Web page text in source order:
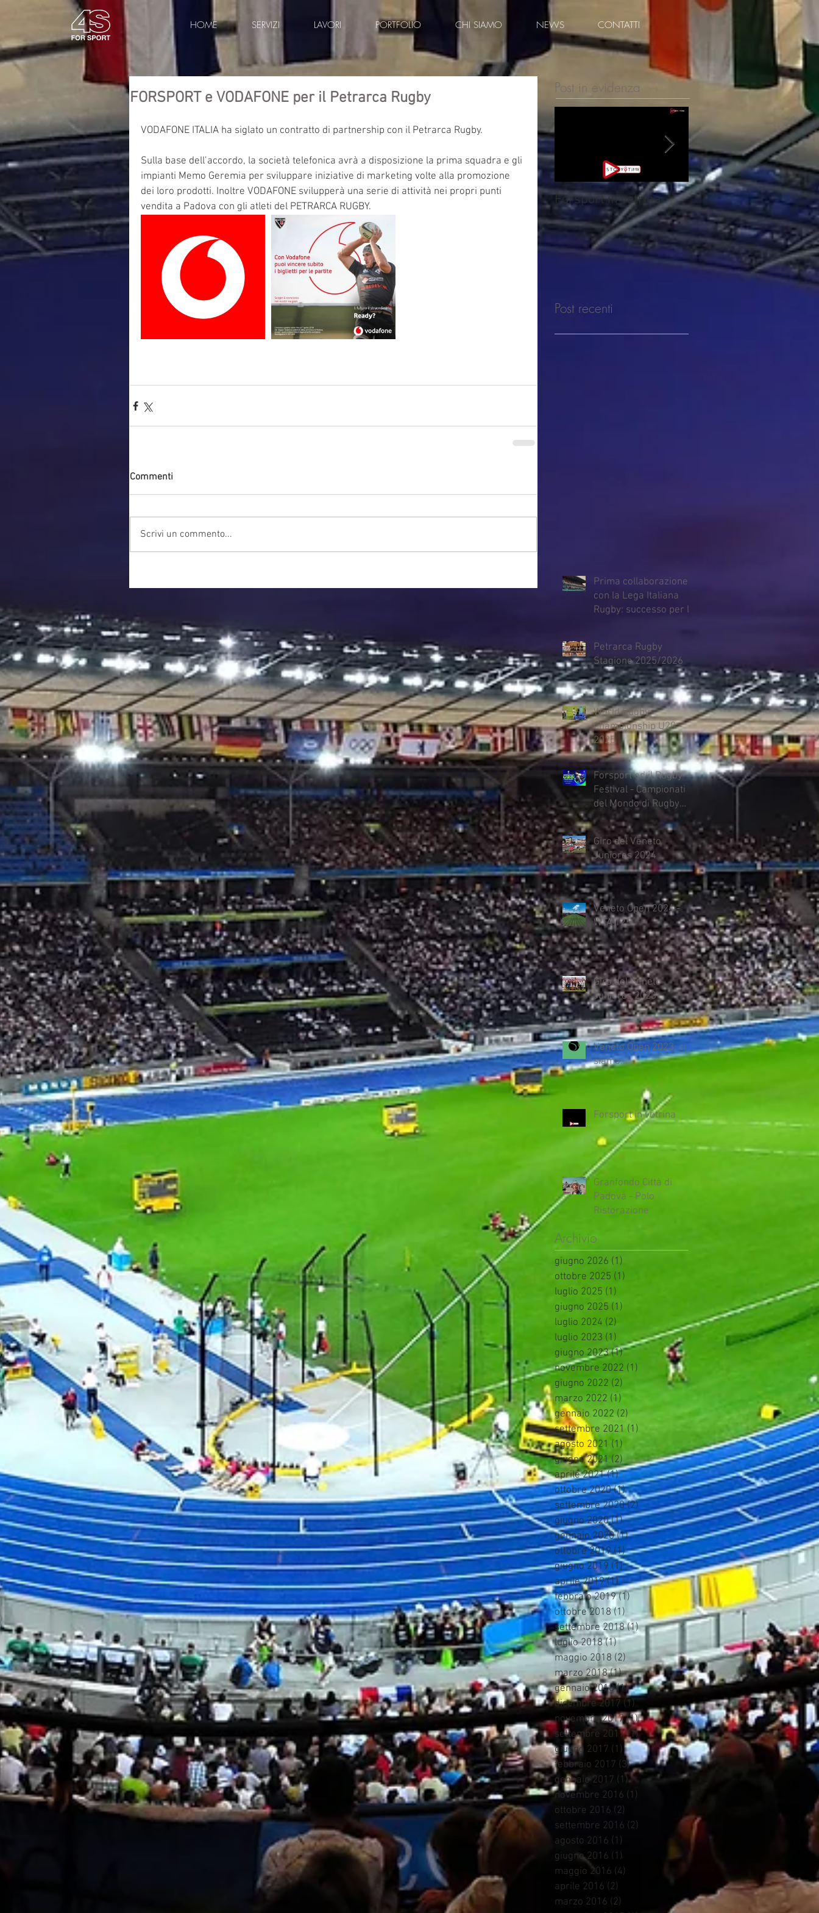
HOME SERVIZI LAVORI PORTFOLIO CHI SIAMO NEWS CONTATTI
FORSPORT e VODAFONE per il Petrarca Rugby
VODAFONE ITALIA ha siglato un contratto di partnership con il Petrarca Rugby.
Sulla base dell’accordo, la società telefonica avrà a disposizione la prima squadra e gli
impianti Memo Geremia per sviluppare iniziative di marketing volte alla promozione
dei loro prodotti. Inoltre VODAFONE svilupperà una serie di attività nei propri punti
vendita a Padova con gli atleti del PETRARCA RUGBY.
Commenti
Scrivi un commento...
Post in evidenza
Forsport in vetrina
Granfondo Città di
Padova - Polo
Ristorazione
Post recenti
Prima collaborazione
con la Lega Italiana
Rugby: successo per la
Petrarca Rugby
Stagione 2025/2026
World Rugby
Championship U20 -
2025
Forsport ed il Rugby
Festival - Campionati
del Mondo di Rugby
U.20
Giro del Veneto
Juniores 2024
Veneto Open 2024 -
WTA 125
Giro del Veneto
Juniores 2023
Veneto Open 2023, ci
siamo...
Forsport in vetrina
Granfondo Città di
Padova - Polo
Ristorazione
Archivio
giugno 2026 (1)
ottobre 2025 (1)
luglio 2025 (1)
giugno 2025 (1)
luglio 2024 (2)
luglio 2023 (1) 1 post
giugno 2023 (1)1 post
novembre 2022 (1)
giugno 2022 (2)
marzo 2022 (1)
gennaio 2022 (2) 2 post
settembre 2021 (1) 1 post
agosto 2021 (1) 1 post
giugno 2021 (2)2 post
aprile 2021 (1)1 post
ottobre 2020 (1)1 post
settembre 2020 (2)2 post
giugno 2020 (1)1 post
gennaio 2020 (1)1 post
ottobre 2019 (1)1 post
giugno 2019 (1)1 post
aprile 2019 (1)1 post
febbraio 2019 (1) 1 post
ottobre 2018 (1) 1 post
settembre 2018 (1)1 post
luglio 2018 (1)1 post
maggio 2018 (2) 2 post
marzo 2018 (1)1 post
gennaio 2018 (1)1 post
dicembre 2017 (1)
novembre 2017 (1)1 post
settembre 2017 (1)1 post
giugno 2017 (1) 1 post
febbraio 2017 (3)3 post
gennaio 2017 (1)1 post
novembre 2016 (1)
ottobre 2016 (2)
settembre 2016 (2)
agosto 2016 (1)
giugno 2016 (1)
maggio 2016 (4)
aprile 2016 (2)
marzo 2016 (2)